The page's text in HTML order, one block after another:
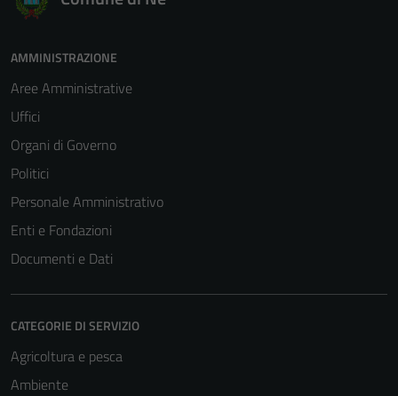
AMMINISTRAZIONE
Aree Amministrative
Uffici
Organi di Governo
Politici
Personale Amministrativo
Enti e Fondazioni
Documenti e Dati
CATEGORIE DI SERVIZIO
Agricoltura e pesca
Ambiente